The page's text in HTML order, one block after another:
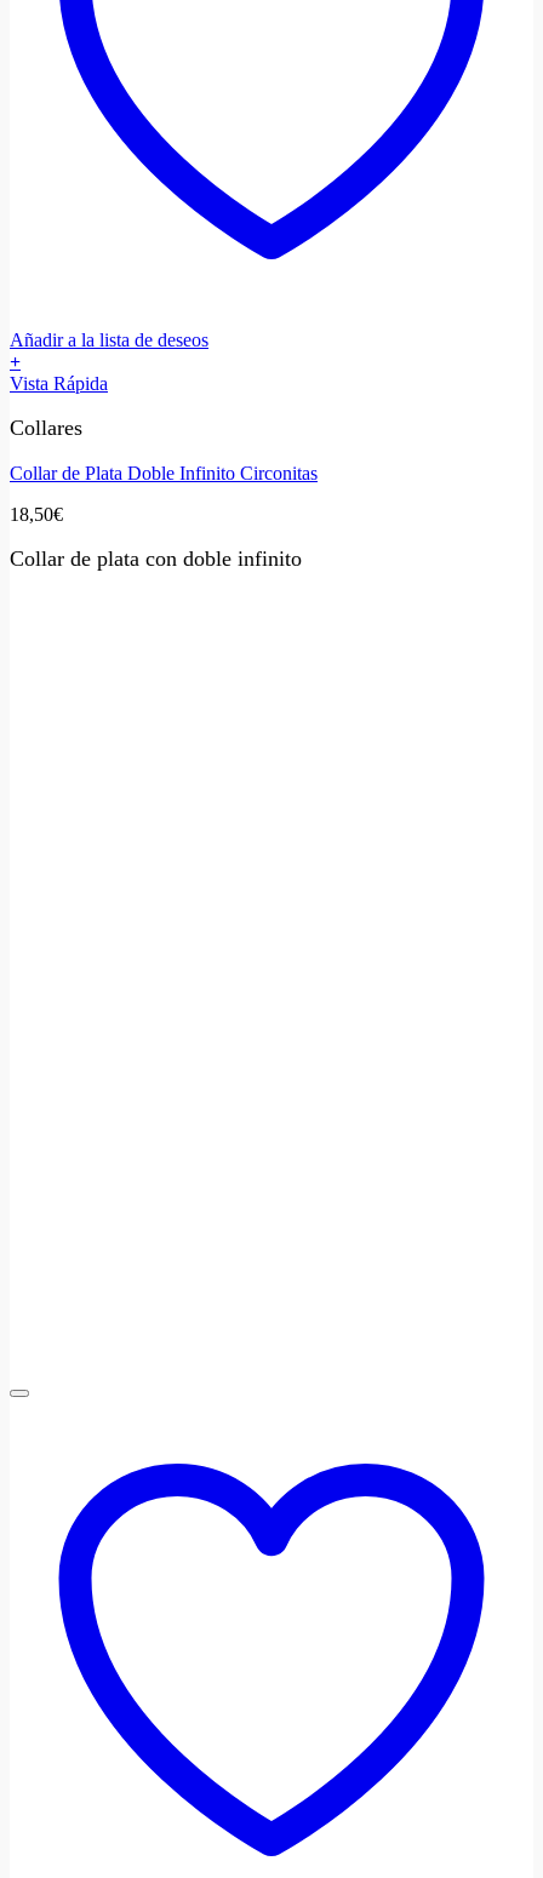
Añadir a la lista de deseos
+
Vista Rápida
Collares
Collar de Plata Doble Infinito Circonitas
18,50€
Collar de plata con doble infinito